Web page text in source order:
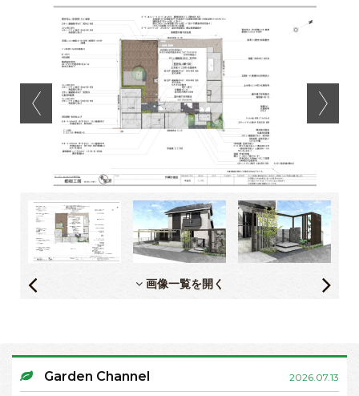
画像一覧を開く
Garden Channel 2026.07.13